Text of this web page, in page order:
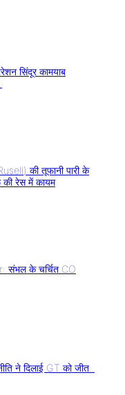
सिंदूर कामयाब
की तूफानी पारी के
की रेस में कायम
संभल के चर्चित CO
ने दिलाई GT को जीत..